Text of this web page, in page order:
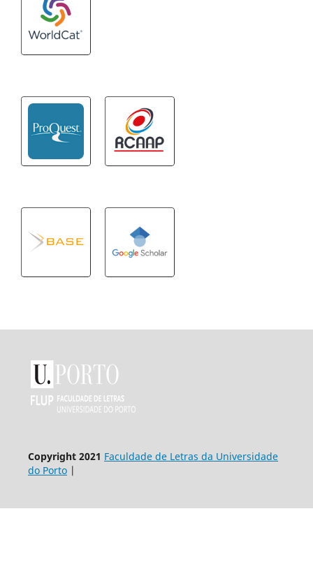
Copyright 2021 Faculdade de Letras da Universidade
do Porto |